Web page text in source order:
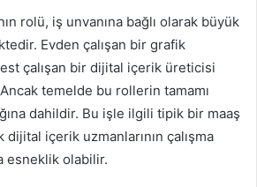
rolü, iş unvanına bağlı olarak büyük
Evden çalışan bir grafik
çalışan bir dijital içerik üreticisi
temelde bu rollerin tamamı
dahildir. Bu işle ilgili tipik bir maaş
dijital içerik uzmanlarının çalışma
esneklik olabilir.